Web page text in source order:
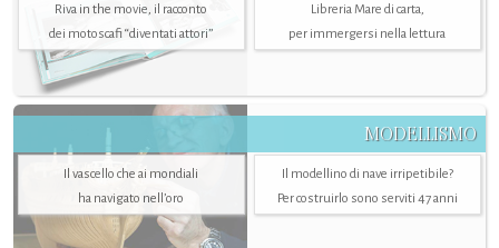
Riva in the movie, il racconto
dei motoscafi “diventati attori”
Libreria Mare di carta,
per immergersi nella lettura
MODELLISMO
Il vascello che ai mondiali
ha navigato nell’oro
Il modellino di nave irripetibile?
Per costruirlo sono serviti 47 anni